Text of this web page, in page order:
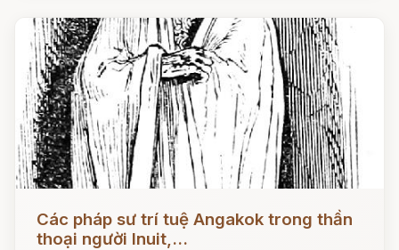
Các pháp sư trí tuệ Angakok trong thần
thoại người Inuit,...